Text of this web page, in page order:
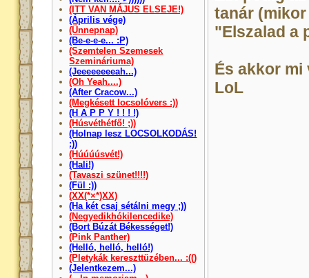
(ITT VAN MÁJUS ELSEJE!)
(Április vége)
(Ünnepnap)
(Be-e-e-e... :P)
(Szemtelen Szemesek
Szemináriuma)
(Jeeeeeeeeah...)
(Oh Yeah....)
(After Cracow...)
(Megkésett locsolóvers :))
(H A P P Y ! ! ! !)
(Húsvéthétfő! ;))
(Holnap lesz LOCSOLKODÁS!
:))
(Húúúúsvét!)
(Hali!)
(Tavaszi szünet!!!!)
(Fül :))
(XX(*×*)XX)
(Ha két csaj sétálni megy ;))
(Negyedikhókilencedike)
(Bort Búzát Békességet!)
(Pink Panther)
(Helló, helló, helló!)
(Pletykák kereszttüzében... :(()
(Jelentkezem...)
tanár
"Elszalad a
És akkor mi
LoL